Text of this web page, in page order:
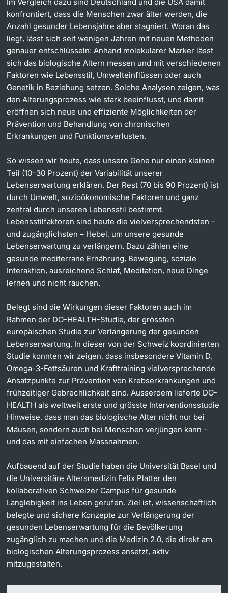
konfrontiert, dass die Menschen zwar älter werden, die
Anzahl gesunder Lebensjahre aber stagniert. Woran das
liegt, lässt sich seit wenigen Jahren mit neuen Methoden
genauer entschlüsseln: Anhand molekularer Marker lässt
sich das biologische Altern messen und mit verschiedenen
Faktoren wie Lebensstil, Umwelteinflüssen oder auch
Genetik in Beziehung setzen. Solche Analysen zeigen, was
den Alterungsprozess wie stark beeinflusst, und damit
eröffnen sich neue und effiziente Möglichkeiten der
Prävention und Behandlung von chronischen
Erkrankungen und Funktionsverlusten.
So wissen wir heute, dass unsere Gene nur einen kleinen
Teil (10–30 Prozent) der Variabilität unserer
Lebenserwartung erklären. Der Rest (70 bis 90 Prozent) ist
durch Umwelt, sozioökonomische Faktoren und ganz
zentral durch unseren Lebensstil bestimmt.
Lebensstilfaktoren sind heute die vielversprechendsten –
und zugänglichsten – Hebel, um unsere gesunde
Lebenserwartung zu verlängern. Dazu zählen eine
gesunde mediterrane Ernährung, Bewegung, soziale
Interaktion, ausreichend Schlaf, Meditation, neue Dinge
lernen und nicht rauchen.
Belegt sind die Wirkungen dieser Faktoren auch im
Rahmen der DO-HEALTH-Studie, der grössten
europäischen Studie zur Verlängerung der gesunden
Lebenserwartung. In dieser von der Schweiz koordinierten
Studie konnten wir zeigen, dass insbesondere Vitamin D,
Omega-3-Fettsäuren und Krafttraining vielversprechende
Ansatzpunkte zur Prävention von Krebserkrankungen und
frühzeitiger Gebrechlichkeit sind. Ausserdem lieferte DO-
HEALTH als weltweit erste und grösste Interventionsstudie
Hinweise, dass man das biologische Alter nicht nur bei
Mäusen, sondern auch bei Menschen verjüngen kann –
und das mit einfachen Massnahmen.
Aufbauend auf der Studie haben die Universität Basel und
die Universitäre Altersmedizin Felix Platter den
kollaborativen Schweizer Campus für gesunde
Langlebigkeit ins Leben gerufen. Ziel ist, wissenschaftlich
belegte und sichere Konzepte zur Verlängerung der
gesunden Lebenserwartung für die Bevölkerung
zugänglich zu machen und die Medizin 2.0, die direkt am
biologischen Alterungsprozess ansetzt, aktiv
mitzugestalten.